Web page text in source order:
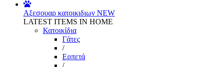
Αξεσουαρ κατοικιδιων NEW
LATEST ITEMS IN HOME
Κατοικίδια
Γάτες
/
Ερπετά
/